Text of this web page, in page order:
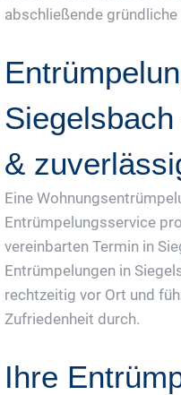
abschließende gründliche
&
Eine
Entrümpelungsservice
vereinbarten Termin in
Entrümpelungen in
rechtzeitig vor Ort und
Zufriedenheit durch.
Ihre